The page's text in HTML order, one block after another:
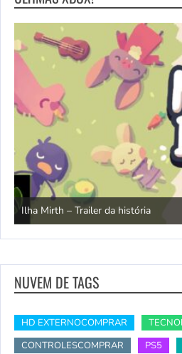
Ilha Mirth – Trailer da história
NUVEM DE TAGS
HD EXTERNOCOMPRAR
CONTROLESCOMPRAR
PS5